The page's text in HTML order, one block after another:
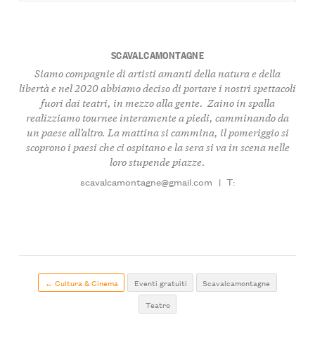
SCAVALCAMONTAGNE
Siamo compagnie di artisti amanti della natura e della
libertà e nel 2020 abbiamo deciso di portare i nostri spettacoli
fuori dai teatri, in mezzo alla gente. Zaino in spalla
realizziamo tournee interamente a piedi, camminando da
un paese all’altro. La mattina si cammina, il pomeriggio si
scoprono i paesi che ci ospitano e la sera si va in scena nelle
loro stupende piazze.
scavalcamontagne@gmail.com | T:
← Cultura & Cinema Eventi gratuiti
Scavalcamontagne
Teatro